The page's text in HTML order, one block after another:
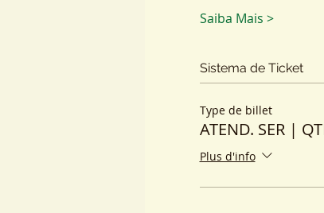
Saiba Mais >
Sistema de Ticket
Type de billet
ATEND. SER |
Plus d'info